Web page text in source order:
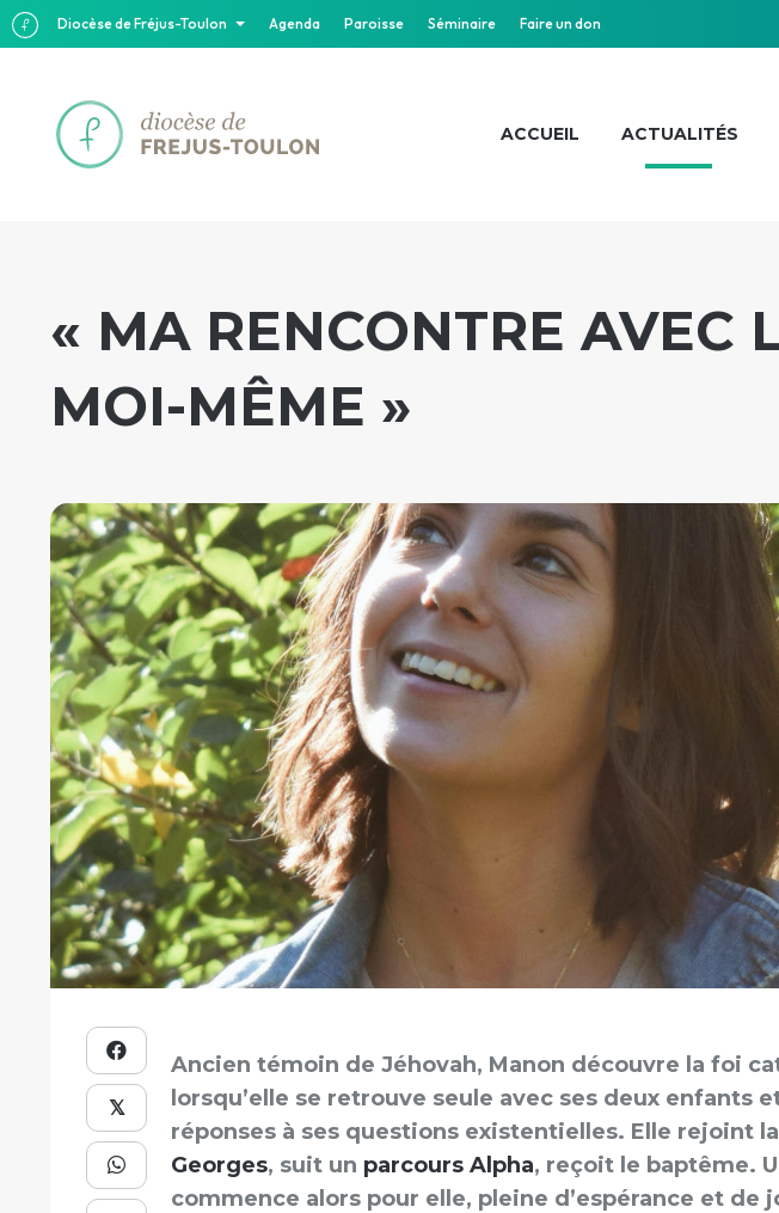
Diocèse de Fréjus-Toulon Agenda Paroisse Séminaire Faire un don
ACCUEIL ACTUALITÉS
« MA RENCONTRE AVEC
MOI-MÊME »
𝕏
Ancien témoin de Jéhovah, Manon découvre la foi
lorsqu’elle se retrouve seule avec ses deux enfants
réponses à ses questions existentielles. Elle rejoint la
Georges, suit un parcours Alpha, reçoit le baptême.
commence alors pour elle, pleine d’espérance et de